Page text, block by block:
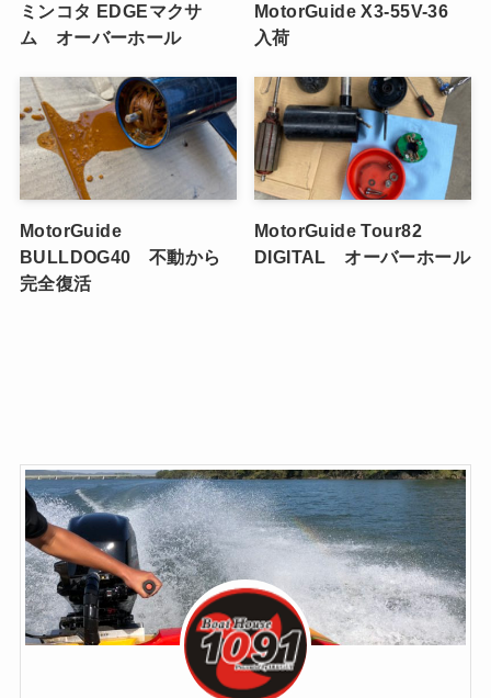
ミンコタ EDGEマクサ
ム オーバーホール
MotorGuide X3-55V-36
入荷
MotorGuide
BULLDOG40 不動から
完全復活
MotorGuide Tour82
DIGITAL オーバーホール